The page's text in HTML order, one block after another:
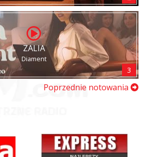
ZALIA
Diament
3
Poprzednie notowania